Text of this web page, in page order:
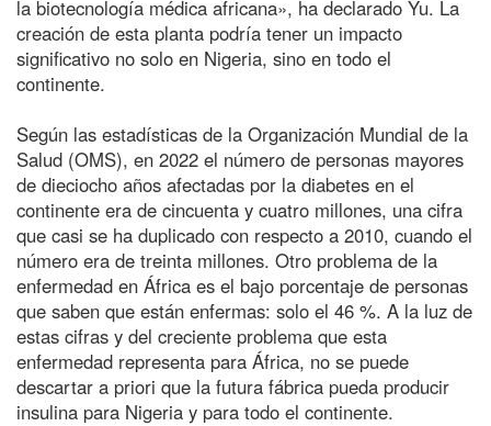
la biotecnología médica africana», ha declarado Yu. La
creación de esta planta podría tener un impacto
significativo no solo en Nigeria, sino en todo el
continente.
Según las estadísticas de la Organización Mundial de la
Salud (OMS), en 2022 el número de personas mayores
de dieciocho años afectadas por la diabetes en el
continente era de cincuenta y cuatro millones, una cifra
que casi se ha duplicado con respecto a 2010, cuando el
número era de treinta millones. Otro problema de la
enfermedad en África es el bajo porcentaje de personas
que saben que están enfermas: solo el 46 %. A la luz de
estas cifras y del creciente problema que esta
enfermedad representa para África, no se puede
descartar a priori que la futura fábrica pueda producir
insulina para Nigeria y para todo el continente.